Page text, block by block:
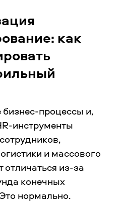
как
процессы и,
инструменты
и массового
отличаться из-за
конечных
нормально.